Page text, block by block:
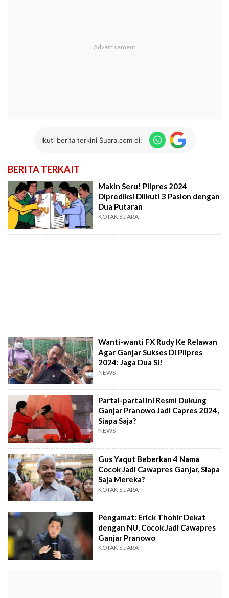
Ikuti berita terkini Suara.com di:
BERITA TERKAIT
Makin Seru! Pilpres 2024
Diprediksi Diikuti 3 Paslon dengan
Dua Putaran
KOTAK SUARA
Wanti-wanti FX Rudy Ke Relawan
Agar Ganjar Sukses Di Pilpres
2024: Jaga Dua Si!
NEWS
Partai-partai Ini Resmi Dukung
Ganjar Pranowo Jadi Capres 2024,
Siapa Saja?
NEWS
Gus Yaqut Beberkan 4 Nama
Cocok Jadi Cawapres Ganjar, Siapa
Saja Mereka?
KOTAK SUARA
Pengamat: Erick Thohir Dekat
dengan NU, Cocok Jadi Cawapres
Ganjar Pranowo
KOTAK SUARA